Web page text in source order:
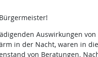
Auswirkungen von
in der Nacht, waren in
von Beratungen.